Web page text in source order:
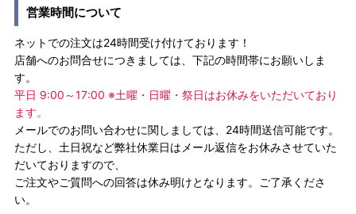
営業時間について
ネットでの注文は24時間受け付けております！
店舗へのお問合せにつきましては、下記の時間帯にお願いしま
す。
平日 9:00～17:00 ※土曜・日曜・祭日はお休みをいただいており
ます。
メールでのお問い合わせに関しましては、24時間送信可能です。
ただし、土日祝など弊社休業日はメール返信をお休みさせていた
だいておりますので、
ご注文やご質問への回答は休み明けとなります。ご了承くださ
い。